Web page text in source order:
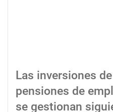
Las inversiones
pensiones de
se gestionan